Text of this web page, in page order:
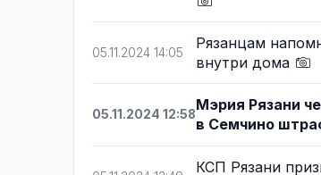
05.11.2024 14:05
Рязанцам
внутри дома
05.11.2024 12:58
Мэрия Рязани
в Семчино
КСП Рязани